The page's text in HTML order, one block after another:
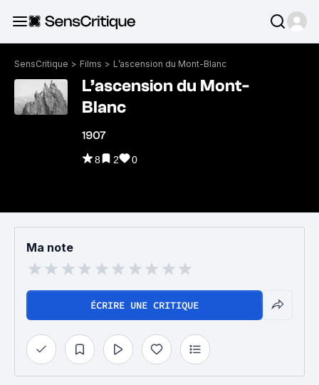
SensCritique > Films > L’ascension du Mont-Blanc
L’ascension du Mont-
Blanc
1907
8 2 0
Ma note
ÉCRIRE UNE CRITIQUE